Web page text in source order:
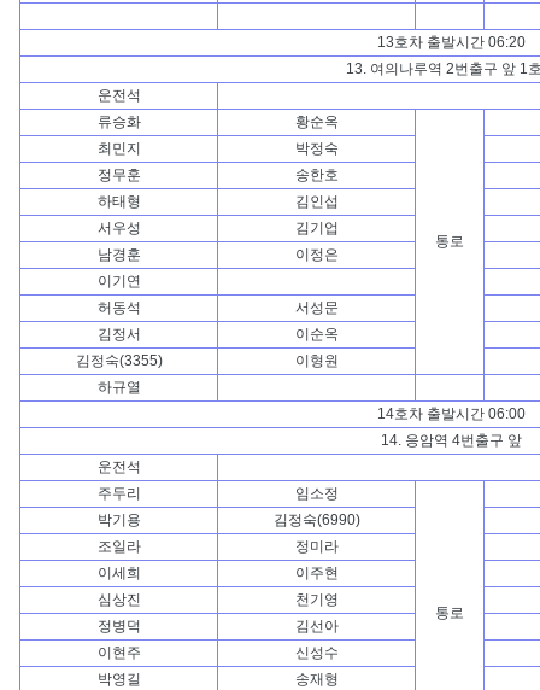
13호차 출발시간 06:20
13. 여의나루역 2번출구 앞 1
운전석
류승화
황순옥
통로
최민지
박정숙
정무훈
송한호
하태형
김인섭
서우성
김기업
남경훈
이정은
이기연
허동석
서성문
김정서
이순옥
김정숙(3355)
이형원
하규열
14호차 출발시간 06:00
14. 응암역 4번출구 앞
운전석
주두리
임소정
통로
박기용
김정숙(6990)
조일라
정미라
이세희
이주현
심상진
천기영
정병덕
김선아
이현주
신성수
박영길
송재형